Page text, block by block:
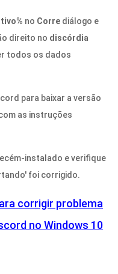
no Corre diálogo e
direito no discórdia
todos os dados
para baixar a versão
as instruções
instalado e verifique
foi corrigido.
corrigir problema
no Windows 10